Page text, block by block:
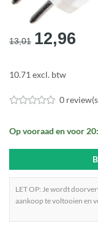
13,01
prijs
was:
12,96
10.71 excl. btw
0
Op vooraad en voor
LET OP: Je wordt
aankoop te voltooien en